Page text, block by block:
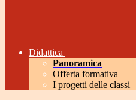
Didattica
Panoramica
Offerta formativa
I progetti delle classi